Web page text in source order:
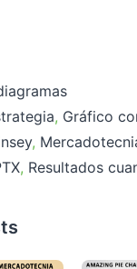
, Gráfico
,
, Resultados